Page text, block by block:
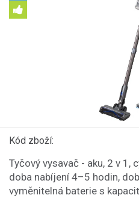
Kód zboží:
Tyčový vysavač - aku, 2 v 1,
doba nabíjení 4–5 hodin,
vyměnitelná baterie s